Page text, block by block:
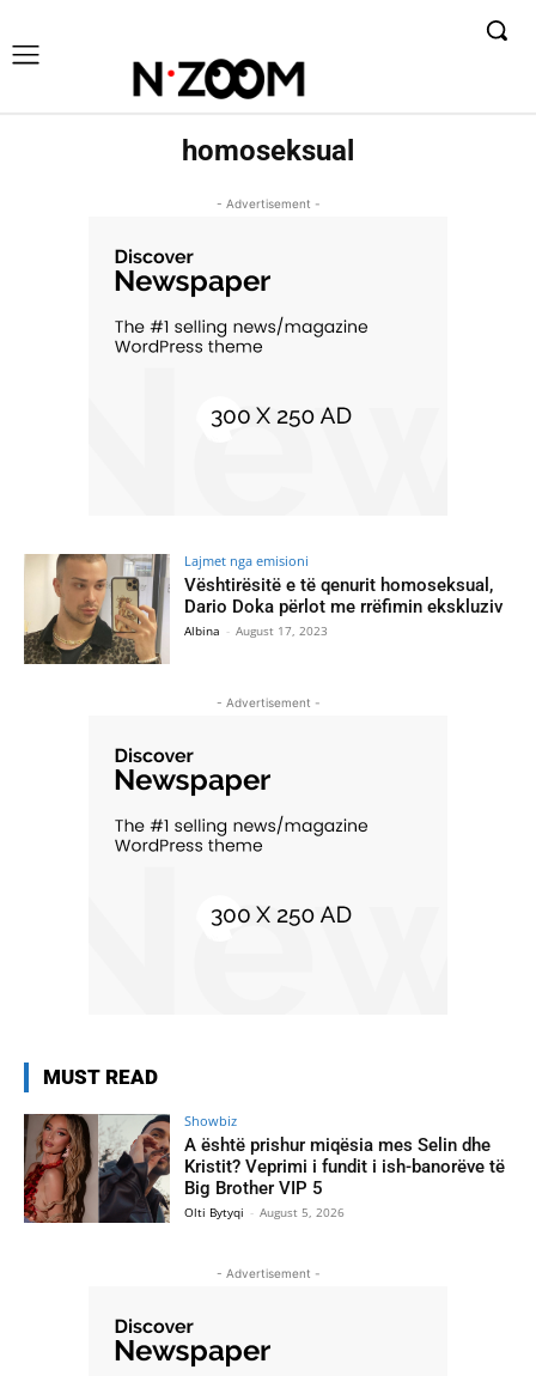
homoseksual
- Advertisement -
Lajmet nga emisioni
Vështirësitë e të qenurit homoseksual,
Dario Doka përlot me rrëfimin ekskluziv
Albina - August 17, 2023
- Advertisement -
MUST READ
Showbiz
A është prishur miqësia mes Selin dhe
Kristit? Veprimi i fundit i ish-banorëve të
Big Brother VIP 5
Olti Bytyqi - August 5, 2026
- Advertisement -